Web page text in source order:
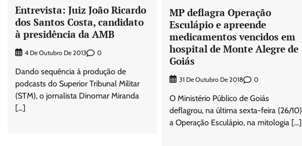
Entrevista: Juiz João Ricardo
dos Santos Costa, candidato
à presidência da AMB
4 De Outubro De 2013 0
Dando sequência à produção de
podcasts do Superior Tribunal Militar
(STM), o jornalista Dinomar Miranda
[…]
MP deflagra Operação
Esculápio e apreende
medicamentos vencidos em
hospital de Monte Alegre de
Goiás
31 De Outubro De 2018 0
O Ministério Público de Goiás
deflagrou, na última sexta-feira (26/10)
a Operação Esculápio, na mitologia […]